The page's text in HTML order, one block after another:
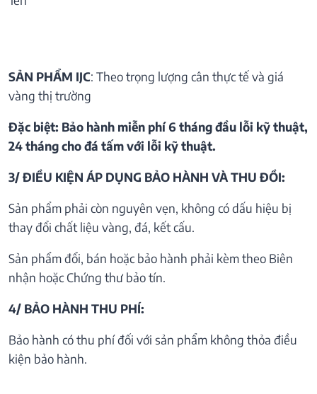
SẢN PHẨM IJC: Theo trọng lượng cân thực tế và giá
vàng thị trường
Đặc biệt: Bảo hành miễn phí 6 tháng đầu lỗi kỹ thuật,
24 tháng cho đá tấm với lỗi kỹ thuật.
3/ ĐIỀU KIỆN ÁP DỤNG BẢO HÀNH VÀ THU ĐỒI:
Sản phẩm phải còn nguyên vẹn, không có dấu hiệu bị
thay đổi chất liệu vàng, đá, kết cấu.
Sản phẩm đổi, bán hoặc bảo hành phải kèm theo Biên
nhận hoặc Chứng thư bảo tín.
4/ BẢO HÀNH THU PHÍ:
Bảo hành có thu phí đối với sản phẩm không thỏa điều
kiện bảo hành.